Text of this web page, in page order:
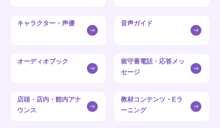
キャラクター・声優 音声ガイド
オーディオブック
留守番電話・応答メッ
セージ
店頭・店内・館内アナ
ウンス
教材コンテンツ・Eラ
ーニング